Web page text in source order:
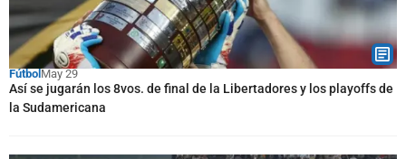
FútbolMay 29
Así se jugarán los 8vos. de final de la Libertadores y los playoffs de
la Sudamericana